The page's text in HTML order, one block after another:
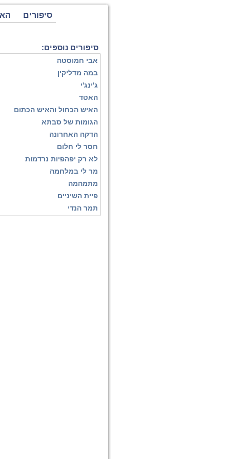
סיפורים
סיפורים נוספים:
אבי חמוסטה
במה מדליקין
ג'ינג'י
האטד
האיש הכחול והאיש הכתום
הגומות של סבתא
הדקה האחרונה
חסר לי חלום
לא רק יפהפיות נרדמות
מר לי במלחמה
מתמהמה
פיית השיניים
תמר הנדי